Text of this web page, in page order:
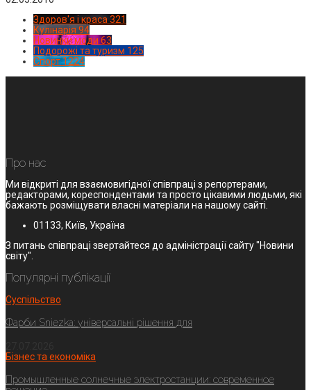
Здоров'я і краса 321
Кулінарія 94
Новинки моди 63
Подорожі та туризм 125
Спорт1224
Про нас
Ми відкриті для взаємовигідної співпраці з репортерами,
редакторами, кореспондентами та просто цікавими людьми, які
бажають розміщувати власні матеріали на нашому сайті.
01133, Київ, Україна
З питань співпраці звертайтеся до адміністрації сайту "Новини
світу".
Популярні публікації
Суспільство
Фарби Sniezka: універсальні рішення для
Бізнес та економіка
Промышленные солнечные электростанции: современное